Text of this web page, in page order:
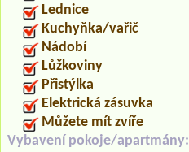
Lednice
Kuchyňka/vařič
Nádobí
Lůžkoviny
Přistýlka
Elektrická zásuvka
Můžete mít zvíře
Vybavení pokoje/apartmány: